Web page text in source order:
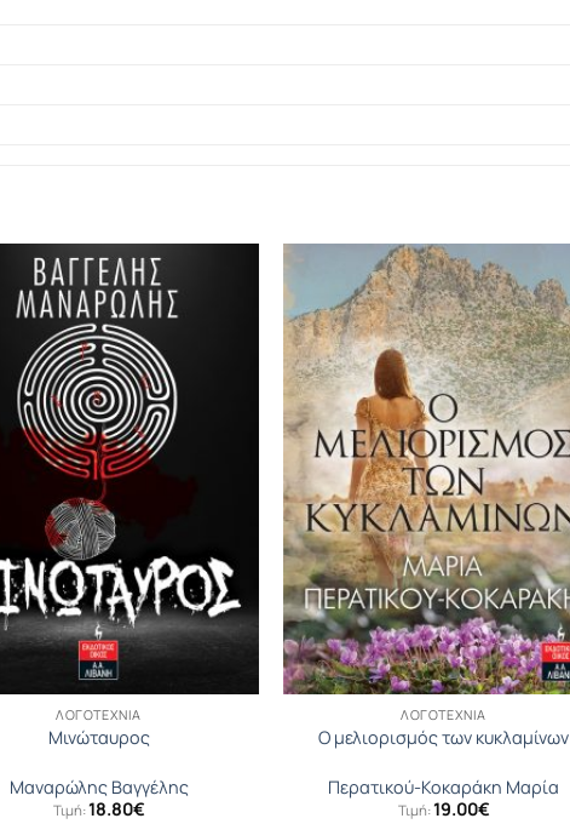
ΛΟΓΟΤΕΧΝΊΑ
Μινώταυρος
Μαναρώλης Βαγγέλης
Τιμή:18.80€
ΛΟΓΟΤΕΧΝΊΑ
Ο μελιορισμός των κυκλαμίνων
Περατικού-Κοκαράκη Μαρία
Τιμή:19.00€